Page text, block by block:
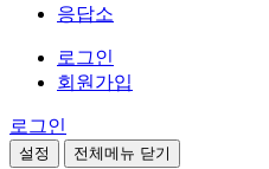
응답소
로그인
회원가입
로그인
설정 전체메뉴 닫기